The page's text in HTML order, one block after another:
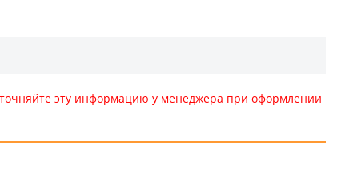
эту информацию у менеджера при оформлении